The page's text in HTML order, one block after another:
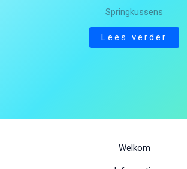
Springkussens
Lees verder
Welkom